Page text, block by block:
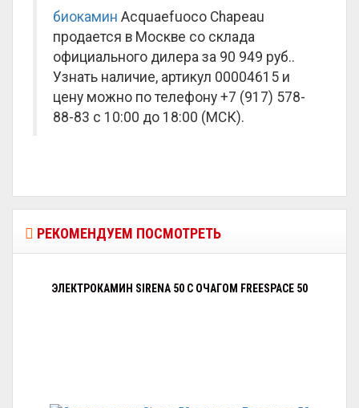
биокамин Acquaefuoco Сhapeau
продается в Москве со склада
официального дилера за 90 949 руб..
Узнать наличие, артикул 00004615 и
цену можно по телефону +7 (917) 578-
88-83 с 10:00 до 18:00 (МСК).
РЕКОМЕНДУЕМ ПОСМОТРЕТЬ
ЭЛЕКТРОКАМИН SIRENA 50 С ОЧАГОМ FREESPAСE 50